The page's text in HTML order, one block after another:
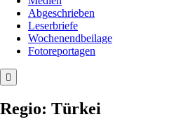
Abgeschrieben
Leserbriefe
Wochenendbeilage
Fotoreportagen
Regio: Türkei